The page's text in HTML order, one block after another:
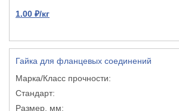
1.00 ₽/кг
Гайка для фланцевых соединений